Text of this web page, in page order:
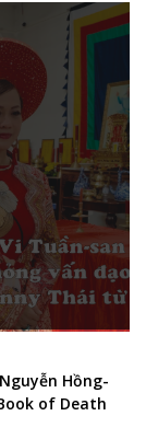
Nguyễn Hồng-
of Death